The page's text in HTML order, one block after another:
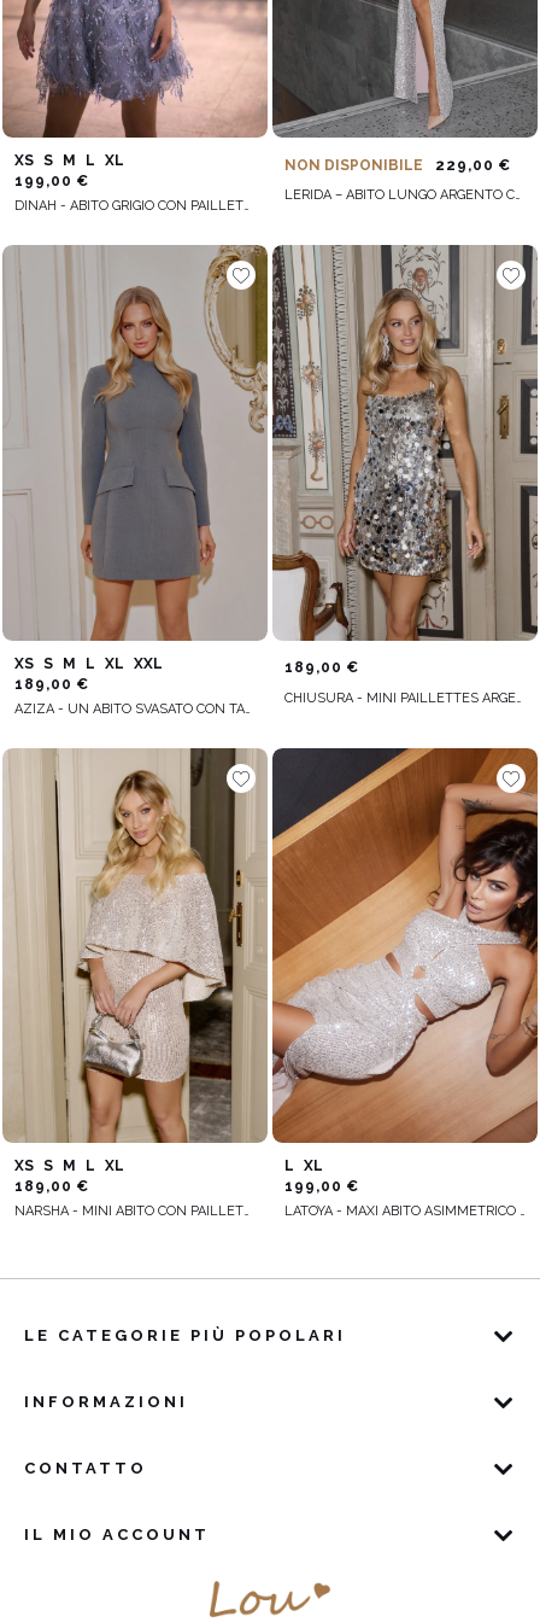
XS S M L
XL
199,00 €
DINAH - ABITO GRIGIO CON PAILLETTES PENDENTI
NON DISPONIBILE 229,00 €
LERIDA – ABITO LUNGO ARGENTO CON PAILLETTES
XS S M L XL
XXL
189,00 €
AZIZA - UN ABITO SVASATO CON TAGLI IN VITA
189,00 €
CHIUSURA - MINI PAILLETTES ARGENTO CON LACCETTO POSTERIORE
XS S M L
XL
189,00 €
NARSHA - MINI ABITO CON PAILLETTES ARGENTATE
L
XL
199,00 €
LATOYA - MAXI ABITO ASIMMETRICO CON PAILLETTES ARGENTATE
LE CATEGORIE PIÙ POPOLARI
INFORMAZIONI
CONTATTO
IL MIO ACCOUNT